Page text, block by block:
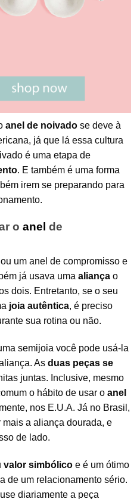
anel de noivado se deve à
já que lá essa cultura
é uma etapa de
. E também é uma forma
irem se preparando para
o anel de
um anel de compromisso e
já usava uma aliança o
dois. Entretanto, se o seu
joia autêntica, é preciso
sua rotina ou não.
semijoia você pode usá-la
As duas peças se
juntas. Inclusive, mesmo
o hábito de usar o anel
nos E.U.A. Já no Brasil,
a aliança dourada, e
de lado.
valor simbólico e é um ótimo
de um relacionamento sério.
diariamente a peça